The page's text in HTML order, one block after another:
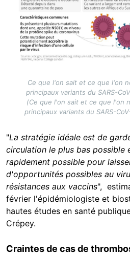
Ce que l'on sait et ce que l'on
principaux variants du SARS-
(Ce que l'on sait et ce que l'on
principaux variants du SARS-
"La stratégie idéale est de
circulation le plus bas possible
rapidement possible pour
d'opportunités possibles au
résistances aux vaccins",
février l'épidémiologiste et
hautes études en santé
Crépey.
Craintes de cas de